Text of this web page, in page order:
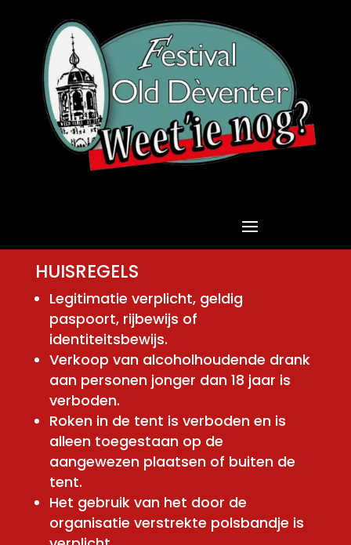
HUISREGELS
Legitimatie verplicht, geldig
paspoort, rijbewijs of
identiteitsbewijs.
Verkoop van alcoholhoudende drank
aan personen jonger dan 18 jaar is
verboden.
Roken in de tent is verboden en is
alleen toegestaan op de
aangewezen plaatsen of buiten de
tent.
Het gebruik van het door de
organisatie verstrekte polsbandje is